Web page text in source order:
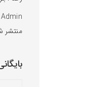
Admin
منتشر